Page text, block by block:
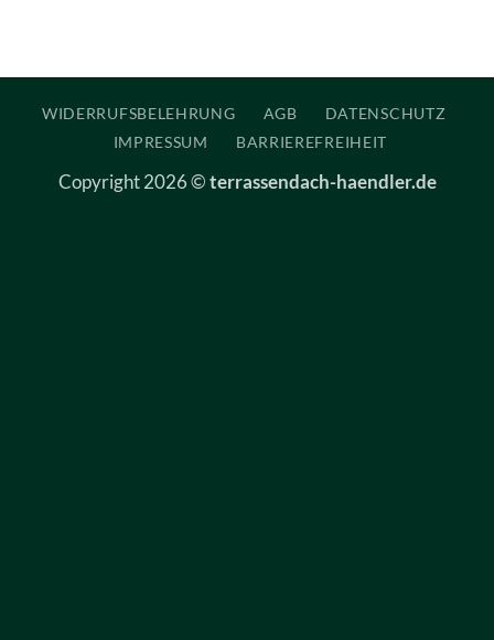
WIDERRUFSBELEHRUNG AGB
DATENSCHUTZ
IMPRESSUM
BARRIEREFREIHEIT
Copyright 2026 © terrassendach-haendler.de